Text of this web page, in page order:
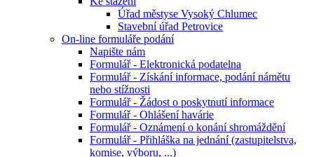
Úřad městyse Vysoký Chlumec
Stavební úřad Petrovice
On-line formuláře podání
Napište nám
Formulář - Elektronická podatelna
Formulář - Získání informace, podání námětu
nebo stížnosti
Formulář - Žádost o poskytnutí informace
Formulář - Ohlášení havárie
Formulář - Oznámení o konání shromáždění
Formulář - Přihláška na jednání (zastupitelstva,
komise, výboru, ...)